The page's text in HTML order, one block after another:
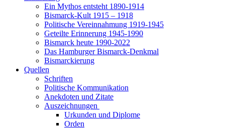
Ein Mythos entsteht 1890-1914
Bismarck-Kult 1915 – 1918
Politische Vereinnahmung 1919-1945
Geteilte Erinnerung 1945-1990
Bismarck heute 1990-2022
Das Hamburger Bismarck-Denkmal
Bismarckierung
Quellen
Schriften
Politische Kommunikation
Anekdoten und Zitate
Auszeichnungen
Urkunden und Diplome
Orden